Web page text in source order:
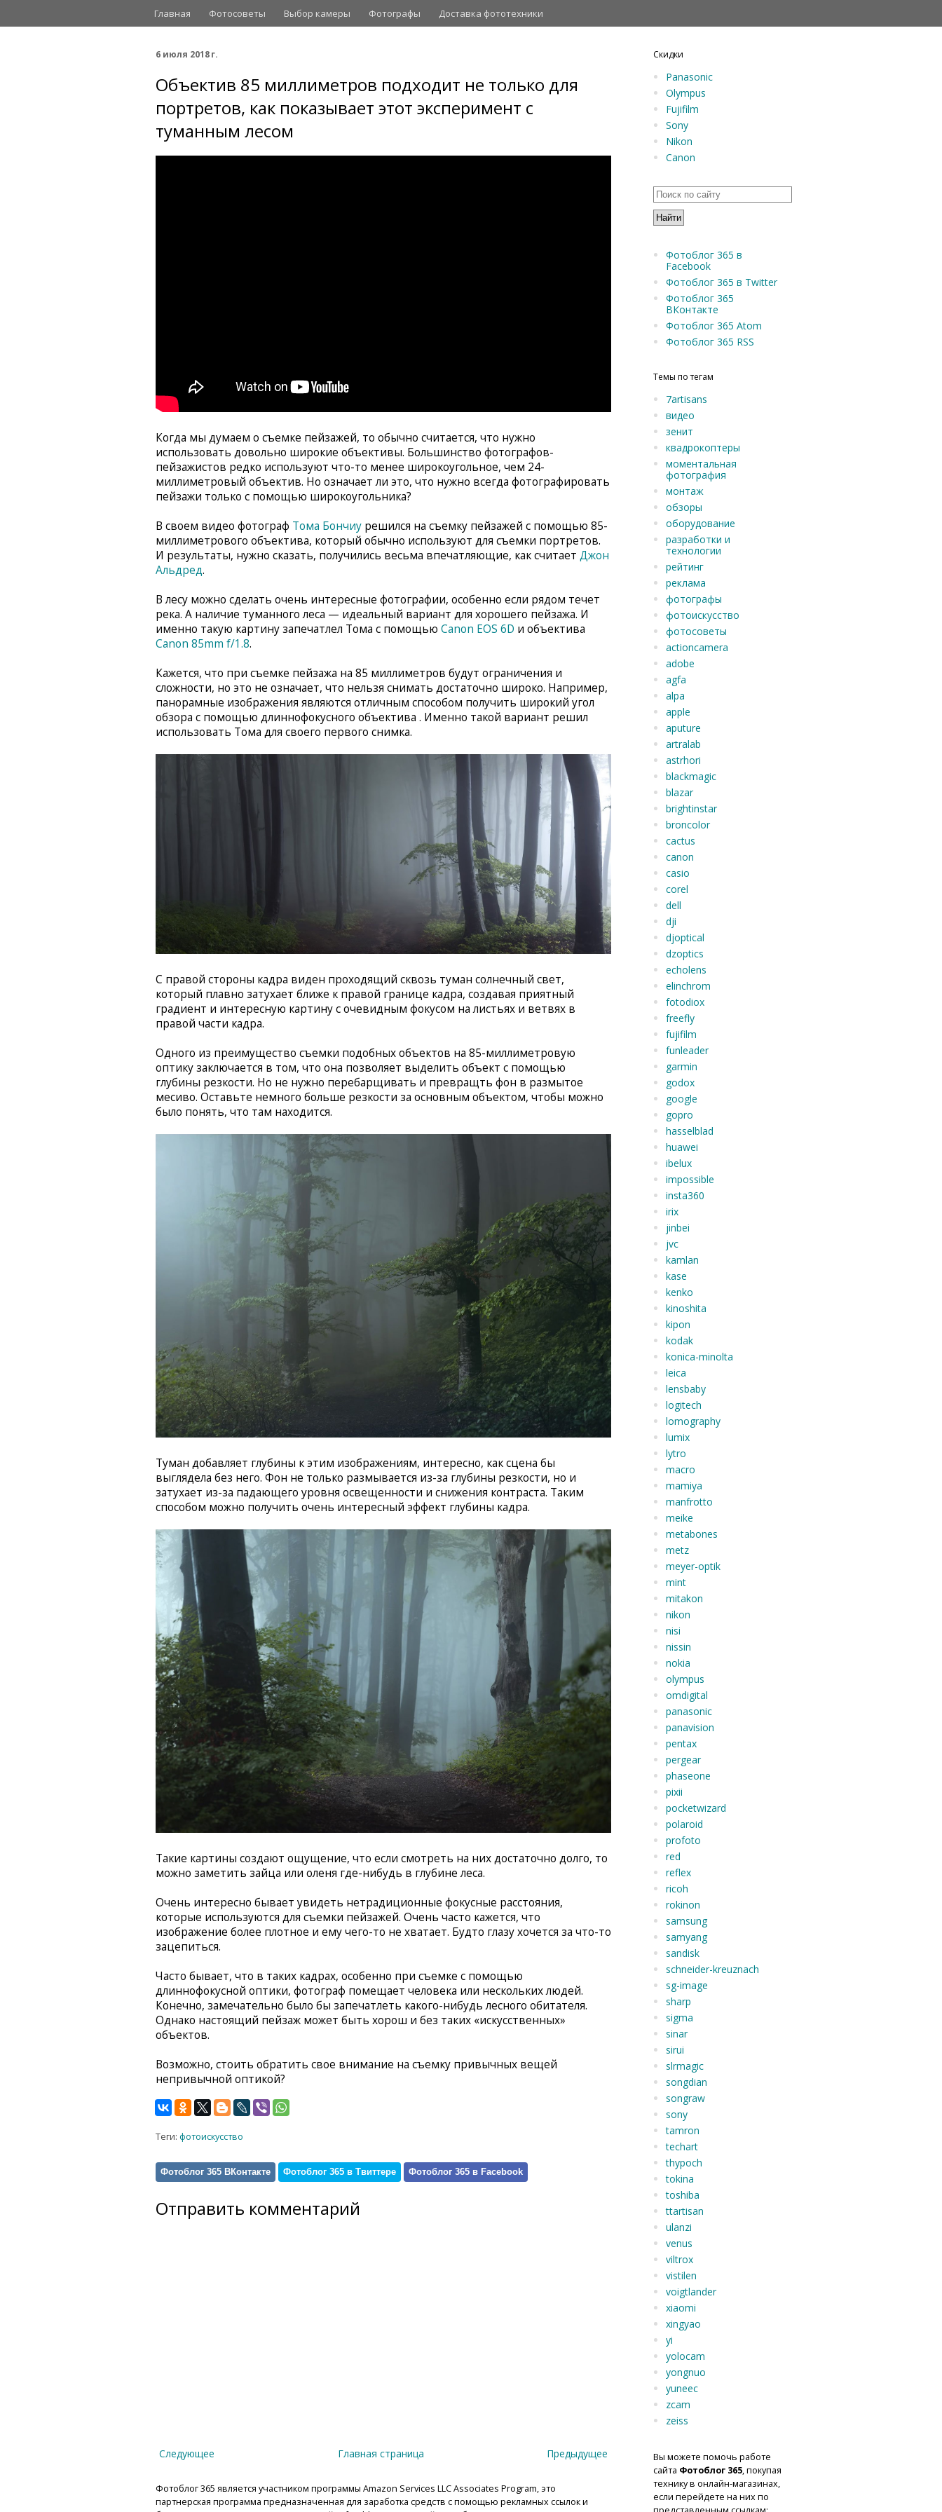
Главная Фотосоветы Выбор камеры Фотографы Доставка фототехники
6 июля 2018 г.
Объектив 85 миллиметров подходит не только для
портретов, как показывает этот эксперимент с
туманным лесом
Когда мы думаем о съемке пейзажей, то обычно считается, что нужно
использовать довольно широкие объективы. Большинство фотографов-
пейзажистов редко используют что-то менее широкоугольное, чем 24-
миллиметровый объектив. Но означает ли это, что нужно всегда фотографировать
пейзажи только с помощью широкоугольника?
В своем видео фотограф Тома Бончиу решился на съемку пейзажей с помощью 85-
миллиметрового объектива, который обычно используют для съемки портретов.
И результаты, нужно сказать, получились весьма впечатляющие, как считает Джон
Альдред.
В лесу можно сделать очень интересные фотографии, особенно если рядом течет
река. А наличие туманного леса — идеальный вариант для хорошего пейзажа. И
именно такую картину запечатлел Тома с помощью Canon EOS 6D и объектива
Canon 85mm f/1.8.
Кажется, что при съемке пейзажа на 85 миллиметров будут ограничения и
сложности, но это не означает, что нельзя снимать достаточно широко. Например,
панорамные изображения являются отличным способом получить широкий угол
обзора с помощью длиннофокусного объектива . Именно такой вариант решил
использовать Тома для своего первого снимка.
С правой стороны кадра виден проходящий сквозь туман солнечный свет,
который плавно затухает ближе к правой границе кадра, создавая приятный
градиент и интересную картину с очевидным фокусом на листьях и ветвях в
правой части кадра.
Одного из преимущество съемки подобных объектов на 85-миллиметровую
оптику заключается в том, что она позволяет выделить объект с помощью
глубины резкости. Но не нужно перебарщивать и превращть фон в размытое
месиво. Оставьте немного больше резкости за основным объектом, чтобы можно
было понять, что там находится.
Туман добавляет глубины к этим изображениям, интересно, как сцена бы
выглядела без него. Фон не только размывается из-за глубины резкости, но и
затухает из-за падающего уровня освещенности и снижения контраста. Таким
способом можно получить очень интересный эффект глубины кадра.
Такие картины создают ощущение, что если смотреть на них достаточно долго, то
можно заметить зайца или оленя где-нибудь в глубине леса.
Очень интересно бывает увидеть нетрадиционные фокусные расстояния,
которые используются для съемки пейзажей. Очень часто кажется, что
изображение более плотное и ему чего-то не хватает. Будто глазу хочется за что-то
зацепиться.
Часто бывает, что в таких кадрах, особенно при съемке с помощью
длиннофокусной оптики, фотограф помещает человека или нескольких людей.
Конечно, замечательно было бы запечатлеть какого-нибудь лесного обитателя.
Однако настоящий пейзаж может быть хорош и без таких «искусственных»
объектов.
Возможно, стоить обратить свое внимание на съемку привычных вещей
непривычной оптикой?
Теги: фотоискусство
Фотоблог 365 ВКонтакте Фотоблог 365 в Твиттере Фотоблог 365 в Facebook
Отправить комментарий
Следующее Предыдущее
Главная страница
Фотоблог 365 является участником программы Amazon Services LLC Associates Program, это
партнерская программа предназначенная для заработка средств с помощью рекламных ссылок и
Скидки
Panasonic
Olympus
Fujifilm
Sony
Nikon
Canon
Фотоблог 365 в
Facebook
Фотоблог 365 в Twitter
Фотоблог 365
ВКонтакте
Фотоблог 365 Atom
Фотоблог 365 RSS
Темы по тегам
7artisans
видео
зенит
квадрокоптеры
моментальная
фотография
монтаж
обзоры
оборудование
разработки и
технологии
рейтинг
реклама
фотографы
фотоискусство
фотосоветы
actioncamera
adobe
agfa
alpa
apple
aputure
artralab
astrhori
blackmagic
blazar
brightinstar
broncolor
cactus
canon
casio
corel
dell
dji
djoptical
dzoptics
echolens
elinchrom
fotodiox
freefly
fujifilm
funleader
garmin
godox
google
gopro
hasselblad
huawei
ibelux
impossible
insta360
irix
jinbei
jvc
kamlan
kase
kenko
kinoshita
kipon
kodak
konica-minolta
leica
lensbaby
logitech
lomography
lumix
lytro
macro
mamiya
manfrotto
meike
metabones
metz
meyer-optik
mint
mitakon
nikon
nisi
nissin
nokia
olympus
omdigital
panasonic
panavision
pentax
pergear
phaseone
pixii
pocketwizard
polaroid
profoto
red
reflex
ricoh
rokinon
samsung
samyang
sandisk
schneider-kreuznach
sg-image
sharp
sigma
sinar
sirui
slrmagic
songdian
songraw
sony
tamron
techart
thypoch
tokina
toshiba
ttartisan
ulanzi
venus
viltrox
vistilen
voigtlander
xiaomi
xingyao
yi
yolocam
yongnuo
yuneec
zcam
zeiss
Вы можете помочь работе
сайта Фотоблог 365, покупая
технику в онлайн-магазинах,
если перейдете на них по